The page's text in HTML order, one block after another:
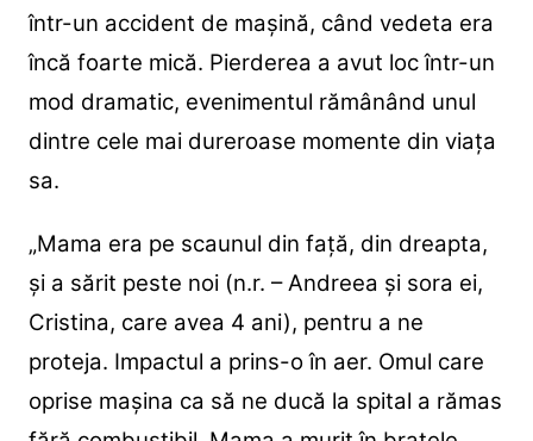
într-un accident de mașină, când vedeta era
încă foarte mică. Pierderea a avut loc într-un
mod dramatic, evenimentul rămânând unul
dintre cele mai dureroase momente din viața
sa.
„Mama era pe scaunul din faţă, din dreapta,
şi a sărit peste noi (n.r. – Andreea şi sora ei,
Cristina, care avea 4 ani), pentru a ne
proteja. Impactul a prins-o în aer. Omul care
oprise maşina ca să ne ducă la spital a rămas